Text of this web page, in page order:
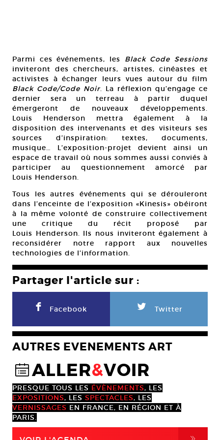
Parmi ces événements, les Black Code Sessions
inviteront des chercheurs, artistes, cinéastes et
activistes à échanger leurs vues autour du film
Black Code/Code Noir. La réflexion qu’engage ce
dernier sera un terreau à partir duquel
émergeront de nouveaux développements.
Louis Henderson mettra également à la
disposition des intervenants et des visiteurs ses
sources d’inspiration: textes, documents,
musique… L’exposition-projet devient ainsi un
espace de travail où nous sommes aussi conviés à
participer au questionnement amorcé par
Louis Henderson.
Tous les autres événements qui se dérouleront
dans l’enceinte de l’exposition «Kinesis» obéiront
à la même volonté de construire collectivement
une critique du récit proposé par
Louis Henderson. Ils nous inviteront également à
reconsidérer notre rapport aux nouvelles
technologies de l’information.
Partager l'article sur :
F Facebook L Twitter
AUTRES EVENEMENTS ART
@ALLER&VOIR
PRESQUE TOUS LES ÉVÈNEMENTS, LES
EXPOSITIONS, LES SPECTACLES, LES
VERNISSAGES EN FRANCE, EN RÉGION ET À
PARIS.